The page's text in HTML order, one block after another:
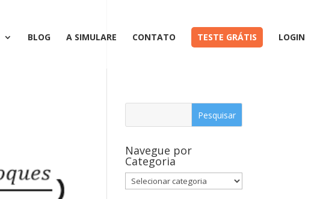
BLOG A SIMULARE CONTATO TESTE GRÁTIS LOGIN
Navegue por
Categoria